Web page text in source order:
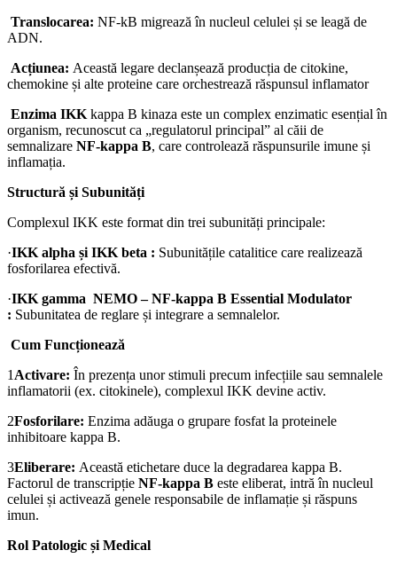
Translocarea: NF-kB migrează în nucleul celulei și se leagă de
ADN.
Acțiunea: Această legare declanșează producția de citokine,
chemokine și alte proteine care orchestrează răspunsul inflamator
Enzima IKK kappa B kinaza este un complex enzimatic esențial în
organism, recunoscut ca „regulatorul principal” al căii de
semnalizare NF-kappa B, care controlează răspunsurile imune și
inflamația.
Structură și Subunități
Complexul IKK este format din trei subunități principale:
·IKK alpha și IKK beta : Subunitățile catalitice care realizează
fosforilarea efectivă.
·IKK gamma NEMO – NF-kappa B Essential Modulator
: Subunitatea de reglare și integrare a semnalelor.
Cum Funcționează
1 Activare: În prezența unor stimuli precum infecțiile sau semnalele
inflamatorii (ex. citokinele), complexul IKK devine activ.
2Fosforilare: Enzima adăuga o grupare fosfat la proteinele
inhibitoare kappa B.
3Eliberare: Această etichetare duce la degradarea kappa B.
Factorul de transcripție NF-kappa B este eliberat, intră în nucleul
celulei și activează genele responsabile de inflamație și răspuns
imun.
Rol Patologic și Medical